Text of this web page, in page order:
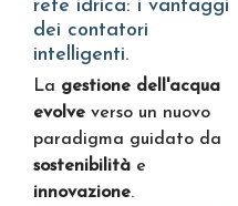
rete idrica: i vantaggi
dei contatori
intelligenti.
La gestione dell'acqua
evolve verso un nuovo
paradigma guidato da
sostenibilità e
innovazione.